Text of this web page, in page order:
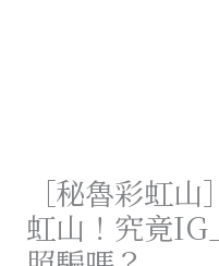
［秘魯彩虹
虹山！究竟IG